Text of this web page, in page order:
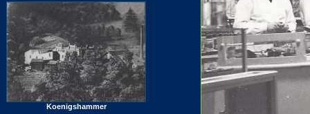
Koenigshammer